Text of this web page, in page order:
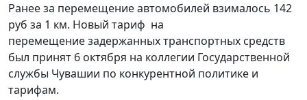
Ранее за перемещение автомобилей взималось 142
руб за 1 км. Новый тариф на
перемещение задержанных транспортных средств
был принят 6 октября на коллегии Государственной
службы Чувашии по конкурентной политике и
тарифам.